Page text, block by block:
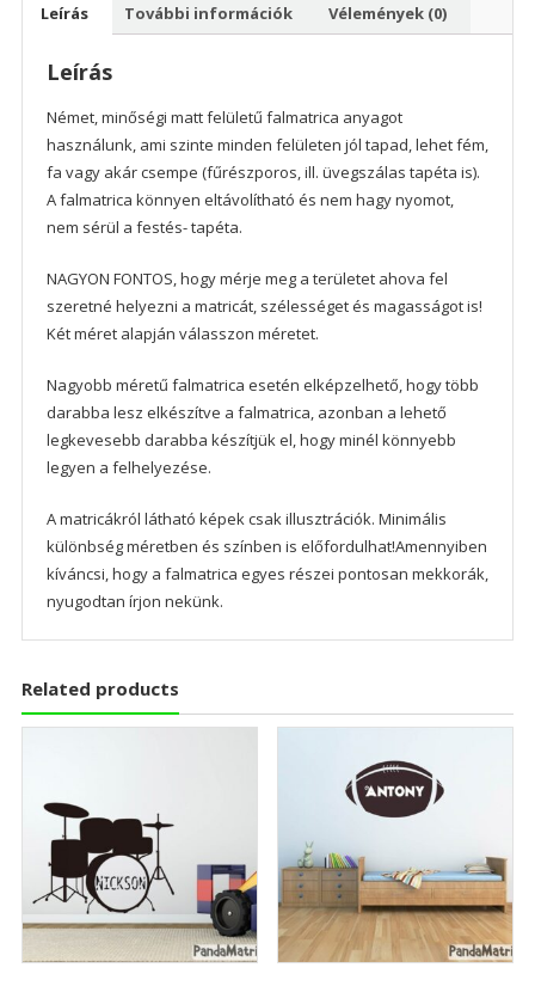
Leírás További információk Vélemények (0)
Leírás
Német, minőségi matt felületű falmatrica anyagot
használunk, ami szinte minden felületen jól tapad, lehet fém,
fa vagy akár csempe (fűrészporos, ill. üvegszálas tapéta is).
A falmatrica könnyen eltávolítható és nem hagy nyomot,
nem sérül a festés- tapéta.
NAGYON FONTOS, hogy mérje meg a területet ahova fel
szeretné helyezni a matricát, szélességet és magasságot is!
Két méret alapján válasszon méretet.
Nagyobb méretű falmatrica esetén elképzelhető, hogy több
darabba lesz elkészítve a falmatrica, azonban a lehető
legkevesebb darabba készítjük el, hogy minél könnyebb
legyen a felhelyezése.
A matricákról látható képek csak illusztrációk. Minimális
különbség méretben és színben is előfordulhat!Amennyiben
kíváncsi, hogy a falmatrica egyes részei pontosan mekkorák,
nyugodtan írjon nekünk.
Related products